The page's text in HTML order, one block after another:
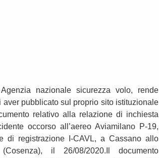
nazionale sicurezza volo, rende
aver pubblicato sul proprio sito istituzionale
relativo alla relazione di inchiesta
occorso all’aereo Aviamilano P-19,
di registrazione I-CAVL, a Cassano allo
il 26/08/2020.Il documento